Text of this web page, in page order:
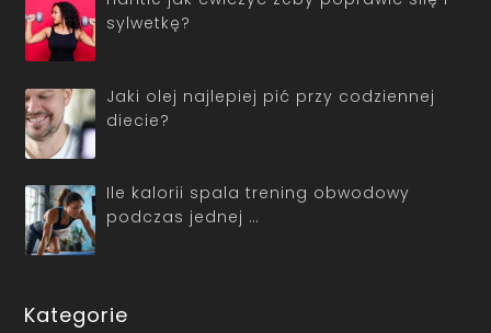
sylwetkę?
Jaki olej najlepiej pić przy codziennej
diecie?
Ile kalorii spala trening obwodowy
podczas jednej …
Kategorie